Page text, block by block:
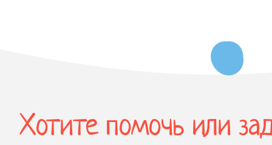
Хотите помочь или